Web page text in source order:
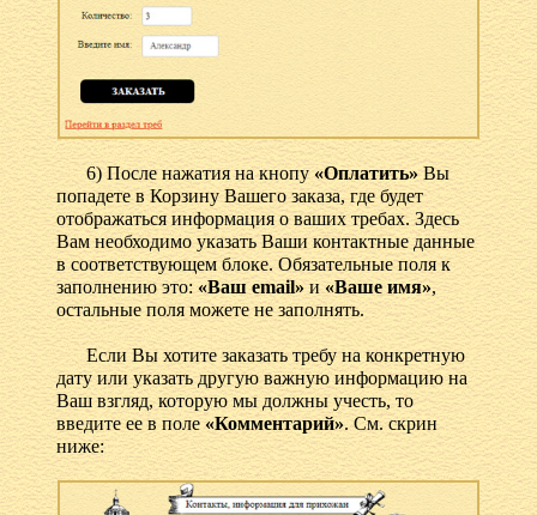
6) После нажатия на кнопу«Оплатить»Вы
попадете в Корзину Вашего заказа, где будет
отображаться информация о ваших требах. Здесь
Вам необходимо указать Ваши контактные данные
в соответствующем блоке. Обязательные поля к
заполнению это:«Ваш email»и«Ваше имя»,
остальные поля можете не заполнять.
Если Вы хотите заказать требу на конкретную
дату или указать другую важную информацию на
Ваш взгляд, которую мы должны учесть, то
введите ее в поле«Комментарий». См. скрин
ниже: